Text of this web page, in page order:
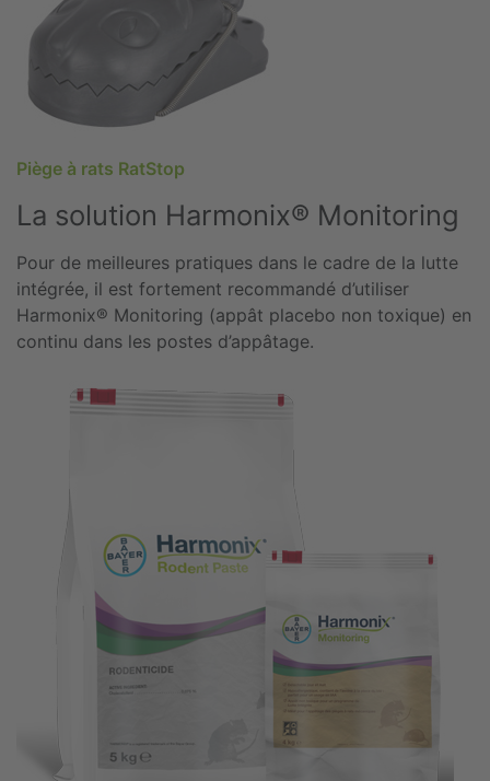
Piège à rats RatStop
La solution Harmonix® Monitoring
Pour de meilleures pratiques dans le cadre de la lutte
intégrée, il est fortement recommandé d’utiliser
Harmonix® Monitoring (appât placebo non toxique) en
continu dans les postes d’appâtage.